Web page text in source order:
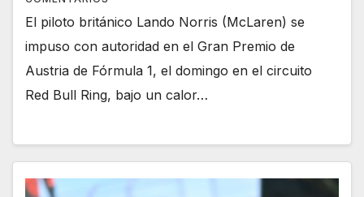
El piloto británico Lando Norris (McLaren) se
impuso con autoridad en el Gran Premio de
Austria de Fórmula 1, el domingo en el circuito
Red Bull Ring, bajo un calor…